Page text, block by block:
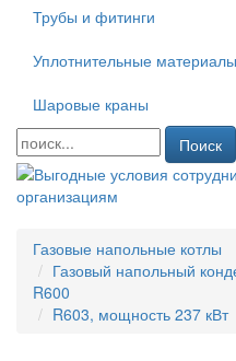
Трубы и фитинги
Уплотнительные
Шаровые краны
Поиск
Газовые напольные котлы
Газовый напольный
R600
R603, мощность 237 кВт